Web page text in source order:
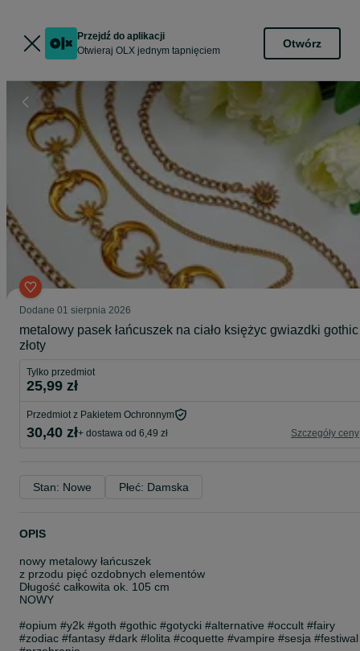
Przejdź do aplikacji
Otwieraj OLX jednym tapnięciem
Otwórz
Dodane 01 sierpnia 2026
metalowy pasek łańcuszek na ciało księżyc gwiazdki gothic
złoty
Tylko przedmiot
25,99 zł
Przedmiot z Pakietem Ochronnym
30,40 zł+ dostawa od 6,49 zł Szczegóły ceny
Stan: Nowe Płeć: Damska
OPIS
nowy metalowy łańcuszek
z przodu pięć ozdobnych elementów
Długość całkowita ok. 105 cm
NOWY
#opium #y2k #goth #gothic #gotycki #alternative #occult #fairy
#zodiac #fantasy #dark #lolita #coquette #vampire #sesja #festiwal